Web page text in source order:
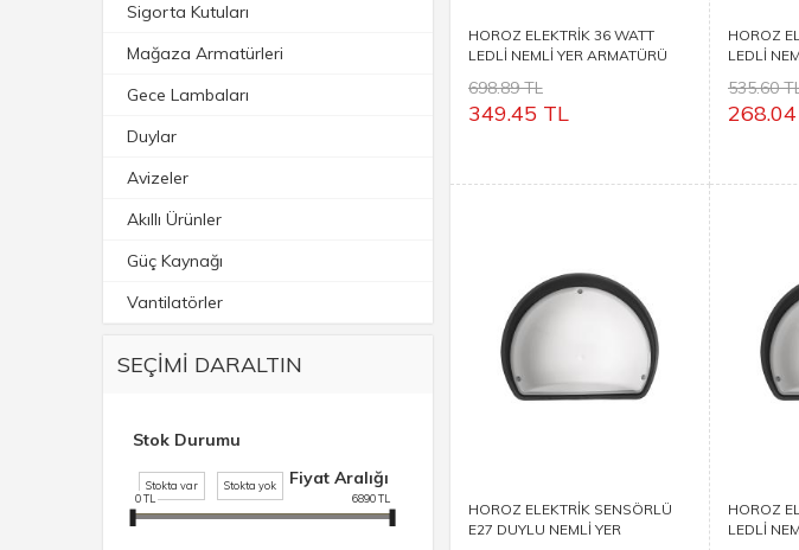
Sigorta Kutuları
Mağaza Armatürleri
Gece Lambaları
Duylar
Avizeler
Akıllı Ürünler
Güç Kaynağı
Vantilatörler
SEÇİMİ DARALTIN
Stok Durumu
Stokta var Stokta yok Fiyat Aralığı
0TL 6890TL
HOROZ ELEKTRİK 36 WATT
LEDLİ NEMLİ YER ARMATÜRÜ
698.89 TL
349.45 TL
HOROZ
LEDLİ
535.60
HOROZ ELEKTRİK SENSÖRLÜ
E27 DUYLU NEMLİ YER
HOROZ
LEDLİ